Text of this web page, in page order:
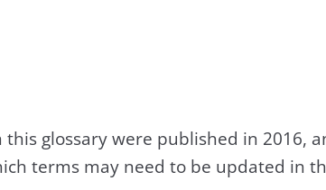
glossary were published in 2016,
terms may need to be updated in